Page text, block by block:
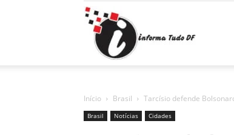
Informa
Tudo
Início Brasil Tarcísio defende
Brasil Notícias Cidades